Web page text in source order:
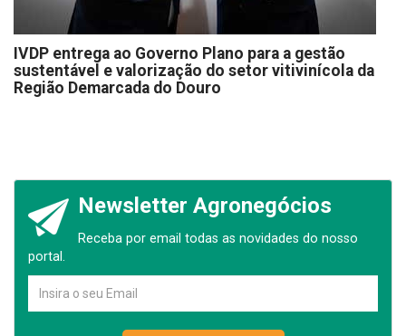
IVDP entrega ao Governo Plano para a gestão
sustentável e valorização do setor vitivinícola da
Região Demarcada do Douro
Newsletter Agronegócios
Receba por email todas as novidades do nosso
portal.